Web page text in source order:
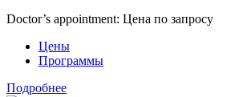
Doctor’s appointment: Цена по запросу
Цены
Программы
Подробнее